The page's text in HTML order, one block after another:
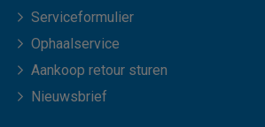
Serviceformulier
Ophaalservice
Aankoop retour sturen
Nieuwsbrief